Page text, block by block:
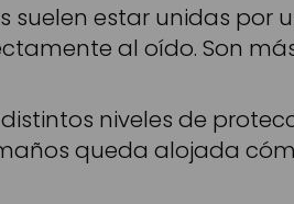
estar unidas por
al oído. Son
niveles de
queda alojada